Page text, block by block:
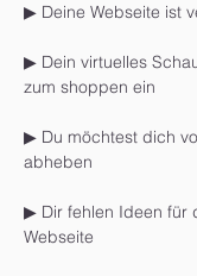
▶ Deine Webseite ist
▶ Dein virtuelles
zum shoppen ein
▶ Du möchtest dich
abheben
​▶ Dir fehlen Ideen für
Webseite